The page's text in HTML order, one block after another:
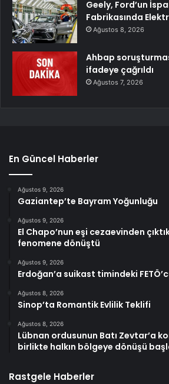
Geely, Ford’un
Fabrikasında
Ağustos 8, 2026
Ahbap
ifadeye çağrıldı
Ağustos 7, 2026
En Güncel Haberler
Ağustos 9, 2026
Gaziantep’te Bayram Yoğunluğu
Ağustos 9, 2026
El Chapo’nun eşi cezaevinden
fenomene dönüştü
Ağustos 9, 2026
Erdoğan’a suikast timindeki
Ağustos 8, 2026
Sinop’ta Romantik Evlilik Teklifi
Ağustos 8, 2026
Lübnan ordusunun Batı Zevtar’a
birlikte halkın bölgeye dönüşü
Rastgele Haberler